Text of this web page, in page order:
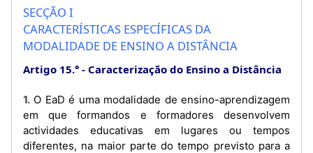
SECÇÃO I
CARACTERÍSTICAS ESPECÍFICAS DA
MODALIDADE DE ENSINO A DISTÂNCIA
Artigo 15.° Caracterização do Ensino a Distância
1. O EaD é uma modalidade de ensino-aprendizagem
em que formandos e formadores desenvolvem
actividades educativas em lugares ou tempos
diferentes, na maior parte do tempo previsto para a